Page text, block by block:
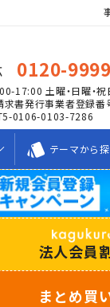
0120-
17:00 土曜・日曜・祝
求書発行事業者登録番
0106-0103-7286
style テーマから
法人会員
まとめ買